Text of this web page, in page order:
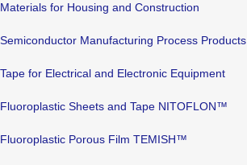
Materials for Housing and Construction
Semiconductor Manufacturing Process Products
Tape for Electrical and Electronic Equipment
Fluoroplastic Sheets and Tape NITOFLON™
Fluoroplastic Porous Film TEMISH™